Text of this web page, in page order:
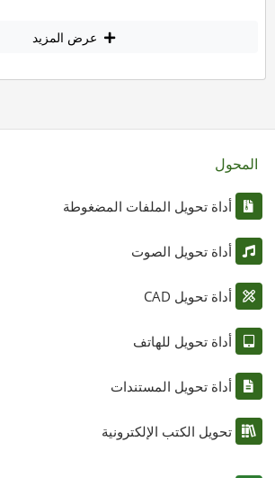
عرض المزيد
المحول
أداة تحويل الملفات المضغوطة
أداة تحويل الصوت
أداة تحويل CAD
أداة تحويل للهاتف
أداة تحويل المستندات
تحويل الكتب الإلكترونية